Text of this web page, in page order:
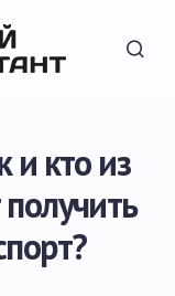
и кто из